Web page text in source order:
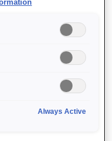
için
tasarımı
1,4x zoom ile
oluşturun.Always Active